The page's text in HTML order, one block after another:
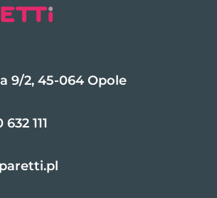
9/2, 45-064 Opole
111